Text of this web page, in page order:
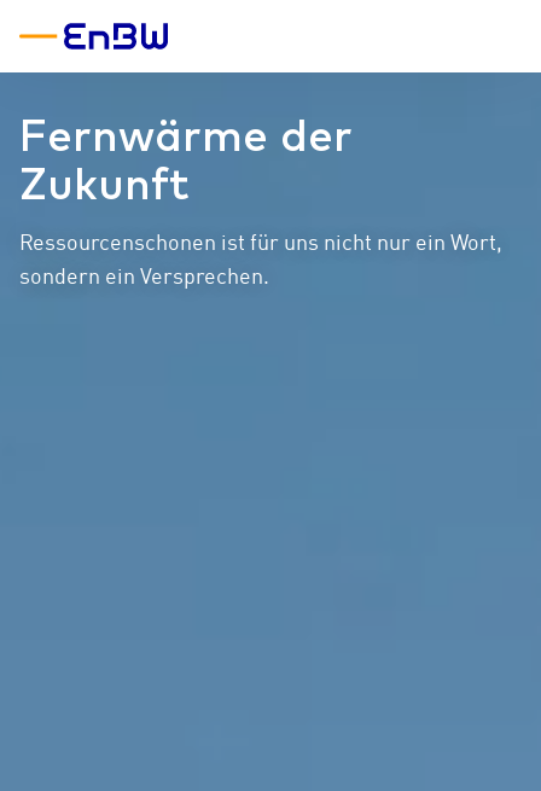
Fernwärme der
Zukunft
Ressourcenschonen ist für uns nicht nur ein Wort,
sondern ein Versprechen.